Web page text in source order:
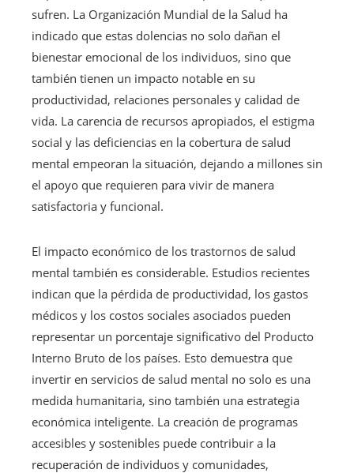
sufren. La Organización Mundial de la Salud ha
indicado que estas dolencias no solo dañan el
bienestar emocional de los individuos, sino que
también tienen un impacto notable en su
productividad, relaciones personales y calidad de
vida. La carencia de recursos apropiados, el estigma
social y las deficiencias en la cobertura de salud
mental empeoran la situación, dejando a millones sin
el apoyo que requieren para vivir de manera
satisfactoria y funcional.
El impacto económico de los trastornos de salud
mental también es considerable. Estudios recientes
indican que la pérdida de productividad, los gastos
médicos y los costos sociales asociados pueden
representar un porcentaje significativo del Producto
Interno Bruto de los países. Esto demuestra que
invertir en servicios de salud mental no solo es una
medida humanitaria, sino también una estrategia
económica inteligente. La creación de programas
accesibles y sostenibles puede contribuir a la
recuperación de individuos y comunidades,